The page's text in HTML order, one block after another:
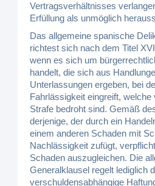
Vertragsverhältnisses
Erfüllung als unmöglich
Das allgemeine spanische
richtest sich nach dem Titel
wenn es sich um
handelt, die sich aus
Unterlassungen ergeben, bei
Fahrlässigkeit eingreift,
Strafe bedroht sind. Gemäß
derjenige, der durch ein
einem anderen Schaden mit
Nachlässigkeit zufügt,
Schaden auszugleichen. Die
Generalklausel regelt lediglich
verschuldensabhängige